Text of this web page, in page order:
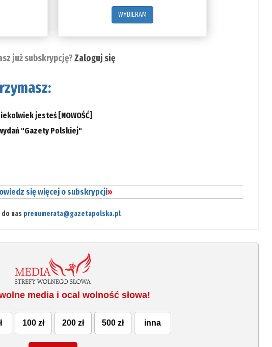
WYBIERAM
już subskrypcję?Zaloguj się
jesteś [NOWOŚĆ]
"Gazety Polskiej"
się więcej o subskrypcji»
nas prenumerata@gazetapolska.pl
media i ocal wolność słowa!
100 zł 200 zł 500 zł inna